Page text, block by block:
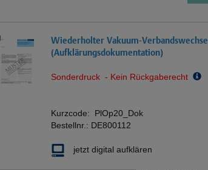
Wiederholter Vakuum-Verbandswechsel
(Aufklärungsdokumentation)
Sonderdruck - Kein Rückgaberecht
Kurzcode: PlOp20_Dok
Bestellnr.: DE800112
jetzt digital aufklären